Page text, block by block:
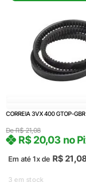
CORREIA 3VX 400 GTOP-
DeR$21,08
Em até 1x de R$
R$20,03 no
3 em stock